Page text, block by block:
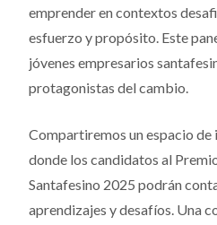
emprender en contextos
esfuerzo y propósito. Este
jóvenes empresarios
protagonistas del cambio.
Compartiremos un espacio
donde los candidatos al
Santafesino 2025 podrán
aprendizajes y desafíos. Una